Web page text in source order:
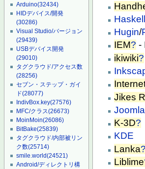
Arduino(32434)
HIDデバイス/開発
(30286)
Visual Studio/バージョン
(29439)
USBデバイス開発
(29010)
タグクラウド/アクセス数
(28256)
セブン・ステップ・ガイ
ド(28077)
IndivBox.key(27576)
MFC/クラス(26673)
MoinMoin(26086)
BitBake(25839)
タグクラウド/内部被リン
ク数(25714)
smile.world(24521)
Android/ディレクトリ構
Haskell
Hugin/
IEM? -
ikiwiki?
Jikes
K-3D?
KDE
Lanka?
Liblime